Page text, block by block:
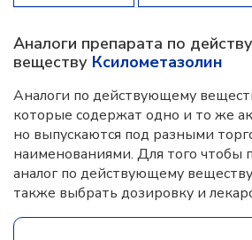
Аналоги препарата по
веществу Ксилометазолин
Аналоги по действующему
которые содержат одно и то же
но выпускаются под разными
наименованиями. Для того чтобы
аналог по действующему
также выбрать дозировку и